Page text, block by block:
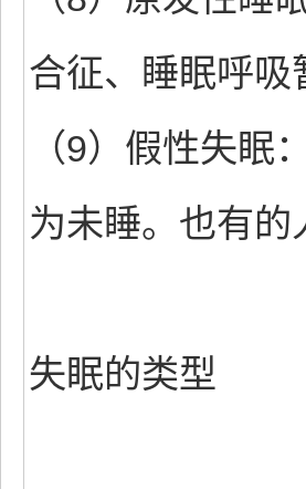
合征、睡眠呼吸
（9）假性失眠
为未睡。也有
失眠的类型